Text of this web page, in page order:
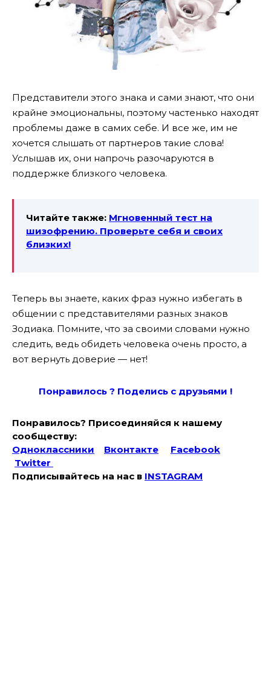
Представители этого знака и сами знают, что они
крайне эмоциональны, поэтому частенько находят
проблемы даже в самих себе. И все же, им не
хочется слышать от партнеров такие слова!
Услышав их, они напрочь разочаруются в
поддержке близкого человека.
Читайте также: Мгновенный тест на
шизофрению. Проверьте себя и своих
близких!
Теперь вы знаете, каких фраз нужно избегать в
общении с представителями разных знаков
Зодиака. Помните, что за своими словами нужно
следить, ведь обидеть человека очень просто, а
вот вернуть доверие — нет!
Понравилось ? Поделись с друзьями !
Понравилось? Присоединяйся к нашему
сообществу:
Одноклассники
Вконтакте
Facebook
Twitter
Подписывайтесь на наc в INSTAGRAM